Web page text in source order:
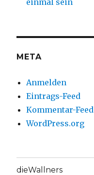
einmal sein
META
Anmelden
Eintrags-Feed
Kommentar-Feed
WordPress.org
dieWallners